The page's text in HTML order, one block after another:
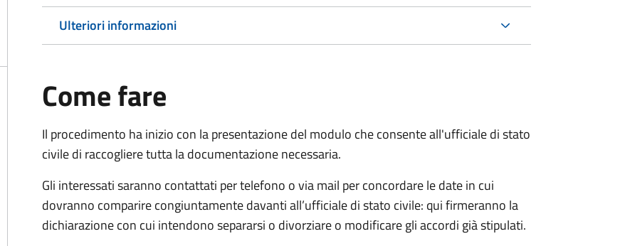
Ulteriori informazioni
Come fare
Il procedimento ha inizio con la presentazione del modulo che consente all'ufficiale di stato
civile di raccogliere tutta la documentazione necessaria.
Gli interessati saranno contattati per telefono o via mail per concordare le date in cui
dovranno comparire congiuntamente davanti all’ufficiale di stato civile: qui firmeranno la
dichiarazione con cui intendono separarsi o divorziare o modificare gli accordi già stipulati.